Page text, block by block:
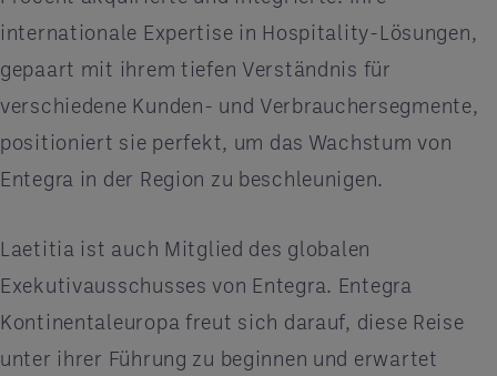
internationale Expertise in Hospitality-Lösungen,
gepaart mit ihrem tiefen Verständnis für
verschiedene Kunden- und Verbrauchersegmente,
positioniert sie perfekt, um das Wachstum von
Entegra in der Region zu beschleunigen.
Laetitia ist auch Mitglied des globalen
Exekutivausschusses von Entegra. Entegra
Kontinentaleuropa freut sich darauf, diese Reise
unter ihrer Führung zu beginnen und erwartet